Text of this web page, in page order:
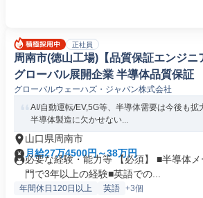
正社員
周南市(徳山工場)【品質保証エンジニ
グローバル展開企業 半導体品質保証
グローバルウェーハズ・ジャパン株式会社
AI/自動運転/EV,5G等、半導体需要は今後も拡
半導体製造に欠かせない...
山口県周南市
月給27万4500円～38万円
必要な経験・能力等 【必須】 ■半導体
門で3年以上の経験■英語での...
年間休日120日以上 英語 +3個